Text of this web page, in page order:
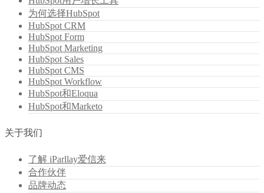
为何选择HubSpot
HubSpot CRM
HubSpot Form
HubSpot Marketing
HubSpot Sales
HubSpot CMS
HubSpot Workflow
HubSpot和Eloqua
HubSpot和Marketo
关于我们
了解 iParllay爱信来
合作伙伴
品牌动态